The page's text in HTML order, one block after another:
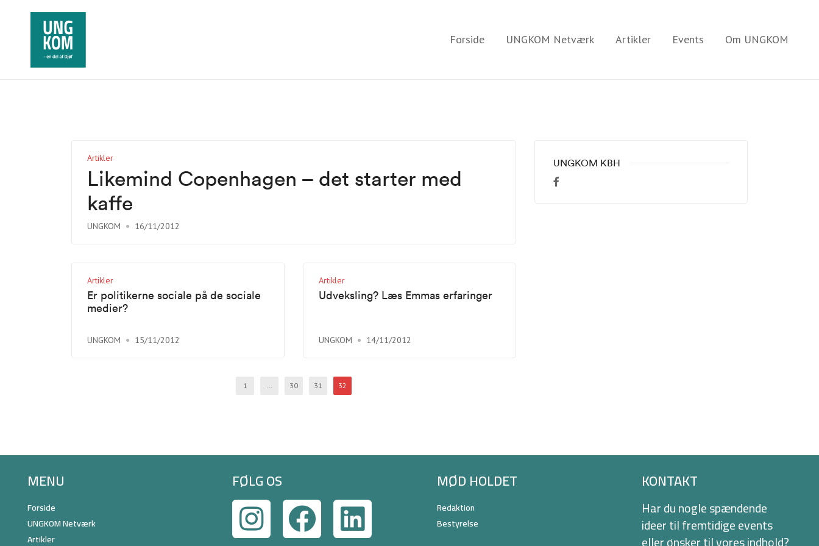
Forside UNGKOM Netværk Artikler Events Om UNGKOM
Artikler
Likemind Copenhagen – det starter med
kaffe
UNGKOM 16/11/2012
Artikler
Er politikerne sociale på de sociale
medier?
UNGKOM 15/11/2012
Artikler
Udveksling? Læs Emmas erfaringer
UNGKOM 14/11/2012
1 … 30 31 32
UNGKOM KBH
MENU
Forside
UNGKOM Netværk
Artikler
FØLG OS MØD HOLDET
Redaktion
Bestyrelse
KONTAKT
Har du nogle spændende
ideer til fremtidige events